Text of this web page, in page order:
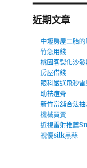
近期文章
中壢房屋二胎
竹急用錢
桃園客製化沙
房屋借錢
眼科嚴選飛秒
助祛痘膏
新竹當舖合法
機械買賣
近視雷射推薦
視優silk黑蒜